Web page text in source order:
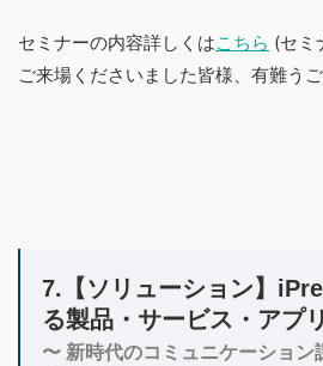
セミナーの内容詳しくはこちら (セミ
ご来場くださいました皆様、有難う
7.【ソリューション】
る製品・サービス・アプ
〜 新時代のコミュニケーション